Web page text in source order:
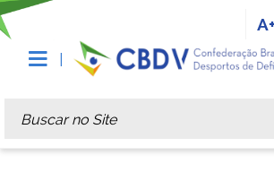
Busca
Busca Avançada…